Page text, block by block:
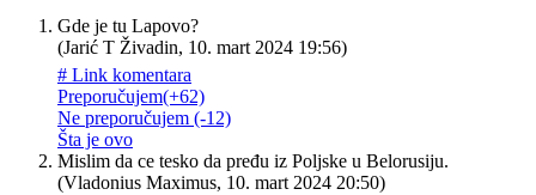
Gde je tu Lapovo?
(Jarić T Živadin, 10. mart 2024 19:56)
# Link komentara
Preporučujem(+62)
Ne preporučujem (-12)
Šta je ovo
Mislim da ce tesko da pređu iz Poljske u Belorusiju.
(Vladonius Maximus, 10. mart 2024 20:50)